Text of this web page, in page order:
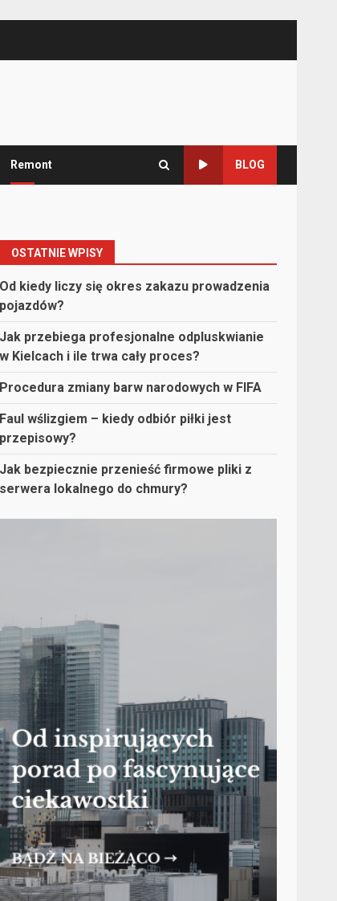
Remont BLOG
OSTATNIE WPISY
Od kiedy liczy się okres zakazu prowadzenia
pojazdów?
Jak przebiega profesjonalne odpluskwianie
w Kielcach i ile trwa cały proces?
Procedura zmiany barw narodowych w FIFA
Faul wślizgiem – kiedy odbiór piłki jest
przepisowy?
Jak bezpiecznie przenieść firmowe pliki z
serwera lokalnego do chmury?